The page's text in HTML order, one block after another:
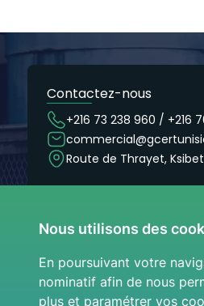
Contactez-nous
+216 73 238 960 / +216
Route de Thrayet,
Nous utilisons des
En poursuivant votre
nominatif afin de nous
plus et paramétrer vos